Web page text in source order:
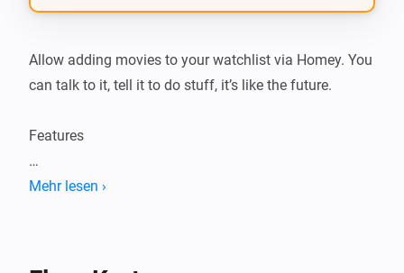
Allow adding movies to your watchlist via Homey. You
can talk to it, tell it to do stuff, it’s like the future.
Features
-   Add movies
Mehr lesen ›